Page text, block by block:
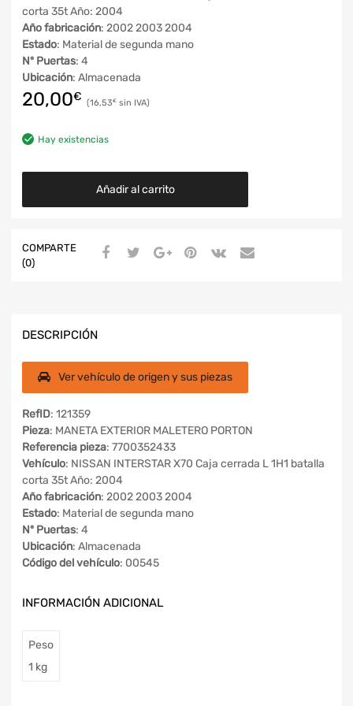
corta 35t Año: 2004
Año fabricación: 2002 2003 2004
Estado: Material de segunda mano
Nº Puertas: 4
Ubicación: Almacenada
20,00€ 16,53€
Hay existencias
Añadir al carrito
COMPARTE
(0)
DESCRIPCIÓN
Ver vehículo de origen y sus piezas
RefID: 121359
Pieza: MANETA EXTERIOR MALETERO PORTON
Referencia pieza: 7700352433
Vehículo: NISSAN INTERSTAR X70 Caja cerrada L 1H1 batalla
corta 35t Año: 2004
Año fabricación: 2002 2003 2004
Estado: Material de segunda mano
Nº Puertas: 4
Ubicación: Almacenada
Código del vehículo: 00545
INFORMACIÓN ADICIONAL
Peso
1 kg